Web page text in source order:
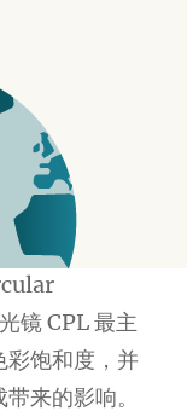
Pexels
镜 CPL 最主
彩饱和度，并
来的影响。